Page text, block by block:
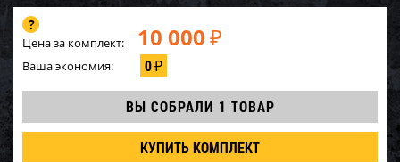
Цена за комплект: 10 000 ₽
Ваша экономия: 0₽
ВЫ СОБРАЛИ 1 ТОВАР
КУПИТЬ КОМПЛЕКТ